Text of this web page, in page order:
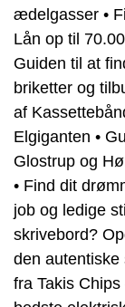
ædelgasser •
Lån op til
Guiden til at
briketter og
af
Elgiganten •
Glostrup og
• Find dit
job og ledige
skrivebord?
den autentiske
fra Takis